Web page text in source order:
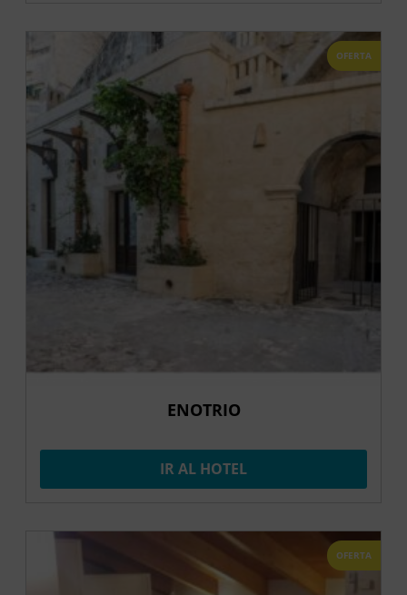
OFERTA
ENOTRIO
IR AL HOTEL
OFERTA